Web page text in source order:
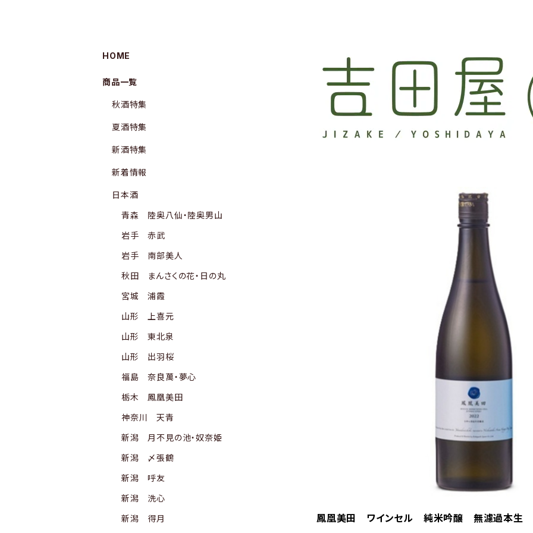
鳳凰美田 ワインセル 純米吟醸 無濾過本
HOME
商品一覧
秋酒特集
夏酒特集
新酒特集
新着情報
日本酒
青森 陸奥八仙・陸奥男山
岩手 赤武
岩手 南部美人
秋田 まんさくの花・日の丸
宮城 浦霞
山形 上喜元
山形 東北泉
山形 出羽桜
福島 奈良萬・夢心
栃木 鳳凰美田
神奈川 天青
新潟 月不見の池・奴奈姫
新潟 〆張鶴
新潟 呼友
新潟 洗心
新潟 得月